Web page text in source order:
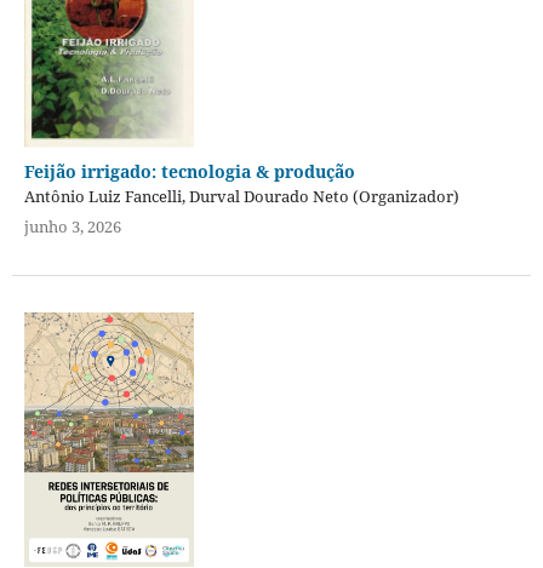
Feijão irrigado: tecnologia & produção
Antônio Luiz Fancelli, Durval Dourado Neto (Organizador)
junho 3, 2026